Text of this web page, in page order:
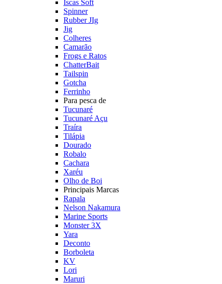
Iscas Soft
Spinner
Rubber JIg
Jig
Colheres
Camarão
Frogs e Ratos
ChatterBait
Tailspin
Gotcha
Ferrinho
Para pesca de
Tucunaré
Tucunaré Açu
Traíra
Tilápia
Dourado
Robalo
Cachara
Xaréu
Olho de Boi
Principais Marcas
Rapala
Nelson Nakamura
Marine Sports
Monster 3X
Yara
Deconto
Borboleta
KV
Lori
Maruri